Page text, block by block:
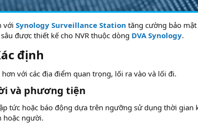
với Synology Surveillance Station tăng cường bảo
được thiết kế cho NVR thuộc dòng DVA Synology.
định​
với các địa điểm quan trọng, lối ra vào và lối đi.
và phương tiện​
tức hoặc báo động dựa trên ngưỡng sử dụng thời
hoặc người.